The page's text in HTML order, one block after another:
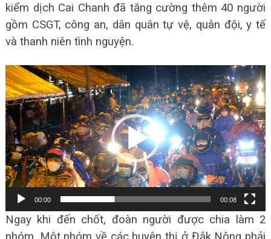
kiểm dịch Cai Chanh đã tăng cường thêm 40 người
gồm CSGT, công an, dân quân tự vệ, quân đội, y tế
và thanh niên tình nguyện.
Trình
chơi
Video
00:00 00:08
Ngay khi đến chốt, đoàn người được chia làm 2